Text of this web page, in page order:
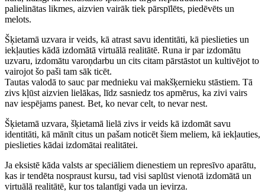
palielinātas likmes, aizvien vairāk tiek pārspīlēts, piedēvēts un
melots.
Šķietamā uzvara ir veids, kā atrast savu identitāti, kā pieslieties un
iekļauties kādā izdomātā virtuālā realitātē. Runa ir par izdomātu
uzvaru, izdomātu varoņdarbu un cits citam pārstāstot un kultivējot to
vairojot šo paši tam sāk ticēt.
Tautas valodā to sauc par mednieku vai makšķernieku stāstiem. Tā
zivs kļūst aizvien lielākas, līdz sasniedz tos apmērus, ka zivi vairs
nav iespējams panest. Bet, ko nevar celt, to nevar nest.
Šķietamā uzvara, šķietamā lielā zivs ir veids kā izdomāt savu
identitāti, kā mānīt citus un pašam noticēt šiem meliem, kā iekļauties,
pieslieties kādai izdomātai realitātei.
Ja eksistē kāda valsts ar speciāliem dienestiem un represīvo aparātu,
kas ir tendēta nospraust kursu, tad visi saplūst vienotā izdomātā un
virtuālā realitātē, kur tos talantīgi vada un ievirza.